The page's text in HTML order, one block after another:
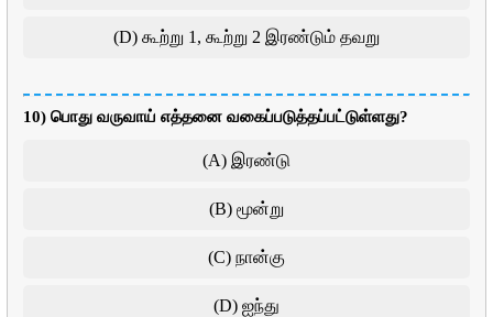
(D) கூற்று 1, கூற்று 2 இரண்டும் தவறு
10) பொது வருவாய் எத்தனை வகைப்படுத்தப்பட்டுள்ளது?
(A) இரண்டு
(B) மூன்று
(C) நான்கு
(D) ஐந்து